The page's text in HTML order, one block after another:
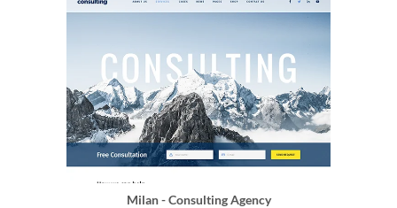
Milan - Consulting Agency